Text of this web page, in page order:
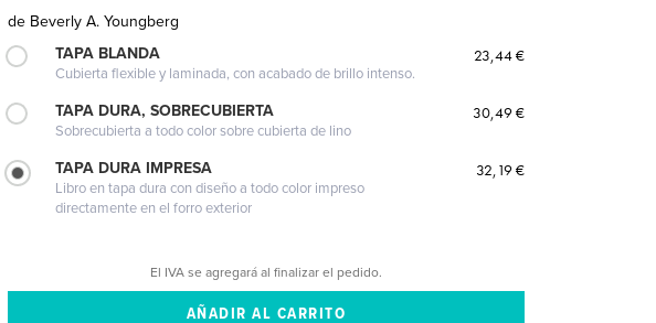
de Beverly A. Youngberg
TAPA BLANDA
Cubierta flexible y laminada, con acabado de brillo intenso.
23,44 €
TAPA DURA, SOBRECUBIERTA
Sobrecubierta a todo color sobre cubierta de lino
30,49 €
TAPA DURA IMPRESA
Libro en tapa dura con diseño a todo color impreso
directamente en el forro exterior
32,19 €
El IVA se agregará al finalizar el pedido.